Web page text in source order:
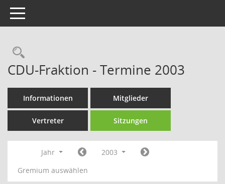
Toggle navigation
Rechercheauswahl
CDU-Fraktion - Termine 2003
Informationen Mitglieder
Vertreter Sitzungen
Jahr
2003
Gremium auswählen